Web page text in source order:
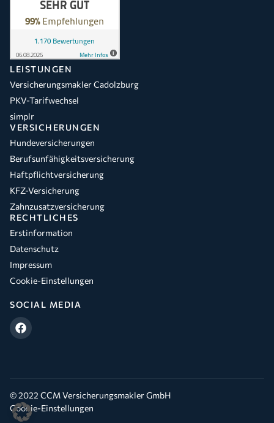
LEISTUNGEN
Versicherungsmakler Cadolzburg
PKV-Tarifwechsel
simplr
VERSICHERUNGEN
Hundeversicherungen
Berufsunfähigkeitsversicherung
Haftpflichtversicherung
KFZ-Versicherung
Zahnzusatzversicherung
RECHTLICHES
Erstinformation
Datenschutz
Impressum
Cookie-Einstellungen
SOCIAL MEDIA
© 2022 CCM Versicherungsmakler GmbH
Cookie-Einstellungen